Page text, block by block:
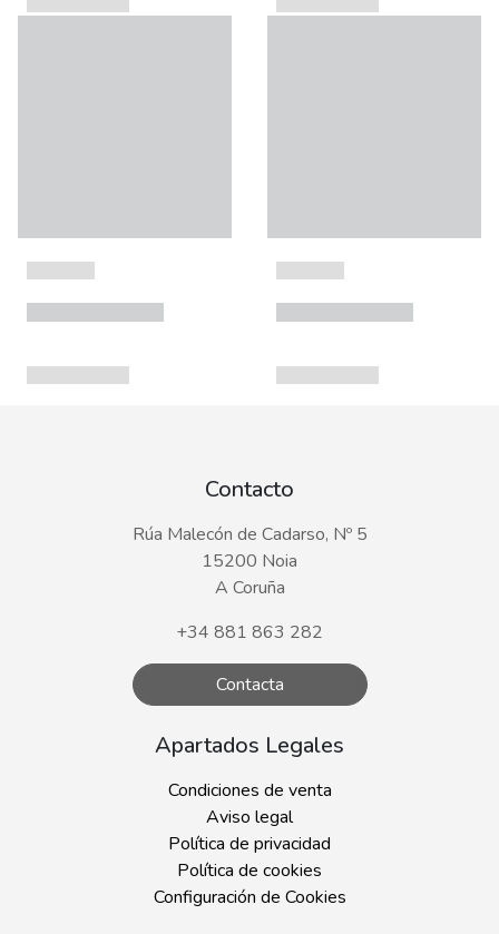
Contacto
Rúa Malecón de Cadarso, Nº 5
15200 Noia
A Coruña
+34 881 863 282
Contacta
Apartados Legales
Condiciones de venta
Aviso legal
Política de privacidad
Política de cookies
Configuración de Cookies